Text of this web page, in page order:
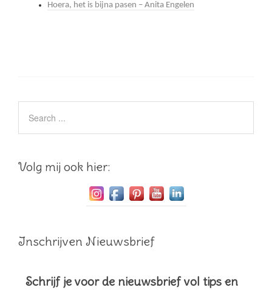
Hoera, het is bijna pasen – Anita Engelen
Volg mij ook hier:
Inschrijven Nieuwsbrief
Schrijf je voor de nieuwsbrief vol tips en